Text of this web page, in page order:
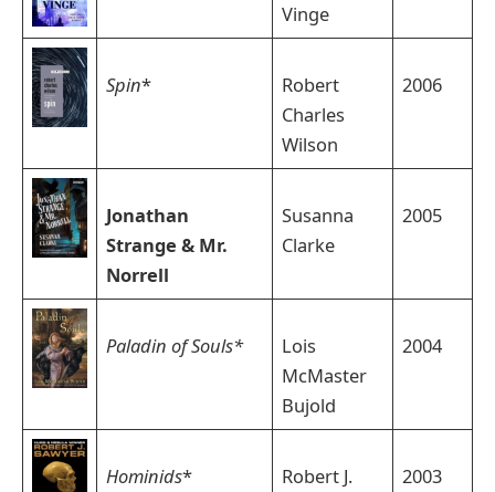
Vinge
Spin*
Robert
Charles
Wilson
2006
Jonathan
Strange & Mr.
Norrell
Susanna
Clarke
2005
Paladin of Souls*
Lois
McMaster
Bujold
2004
Hominids*
Robert J.
2003